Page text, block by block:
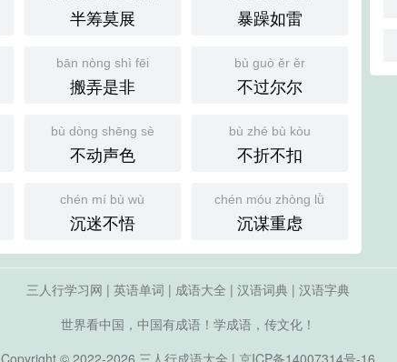
半筹莫展 暴躁如雷
bān nòng shì fēi
搬弄是非
bù guò ěr ěr
不过尔尔
bù dòng shēng sè
不动声色
bù zhé bù kòu
不折不扣
chén mí bù wù
沉迷不悟
chén móu zhòng lǜ
沉谋重虑
三人行学习网 | 英语单词 | 成语大全 | 汉语词典 | 汉语字典
世界看中国，中国有成语！学成语，传文化！
Copyright © 2022-2026 三人行成语大全 | 京ICP备14007314号-16